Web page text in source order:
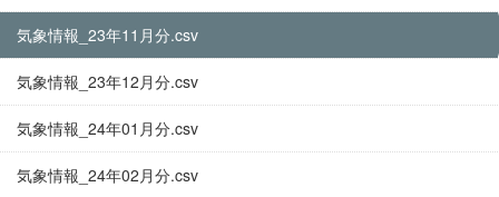
気象情報_23年11月分.csv
気象情報_23年12月分.csv
気象情報_24年01月分.csv
気象情報_24年02月分.csv